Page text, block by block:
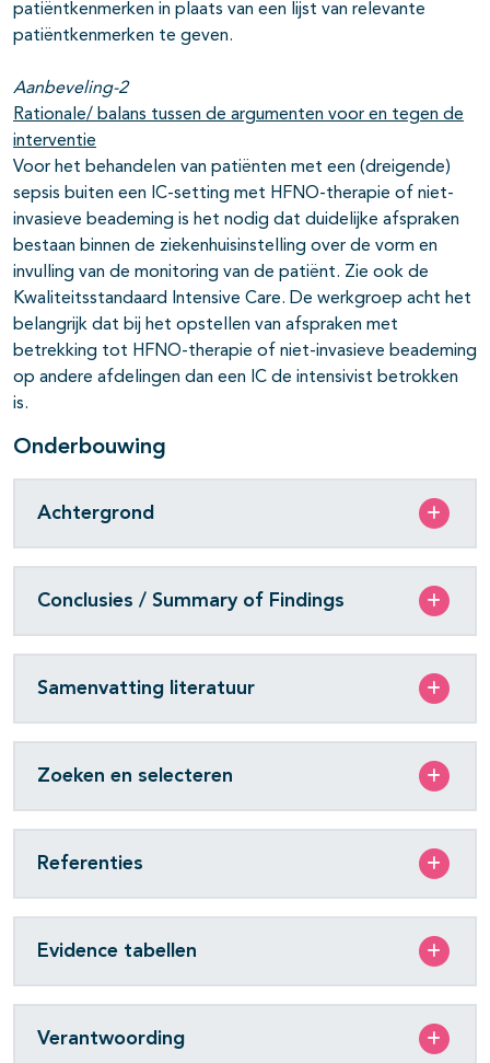
patiëntkenmerken in plaats van een lijst van relevante
patiëntkenmerken te geven.
Aanbeveling-2
Rationale/ balans tussen de argumenten voor en tegen de
interventie
Voor het behandelen van patiënten met een (dreigende)
sepsis buiten een IC-setting met HFNO-therapie of niet-
invasieve beademing is het nodig dat duidelijke afspraken
bestaan binnen de ziekenhuisinstelling over de vorm en
invulling van de monitoring van de patiënt. Zie ook de
Kwaliteitsstandaard Intensive Care. De werkgroep acht het
belangrijk dat bij het opstellen van afspraken met
betrekking tot HFNO-therapie of niet-invasieve beademing
op andere afdelingen dan een IC de intensivist betrokken
is.
Onderbouwing
Achtergrond
Conclusies / Summary of Findings
Samenvatting literatuur
Zoeken en selecteren
Referenties
Evidence tabellen
Verantwoording